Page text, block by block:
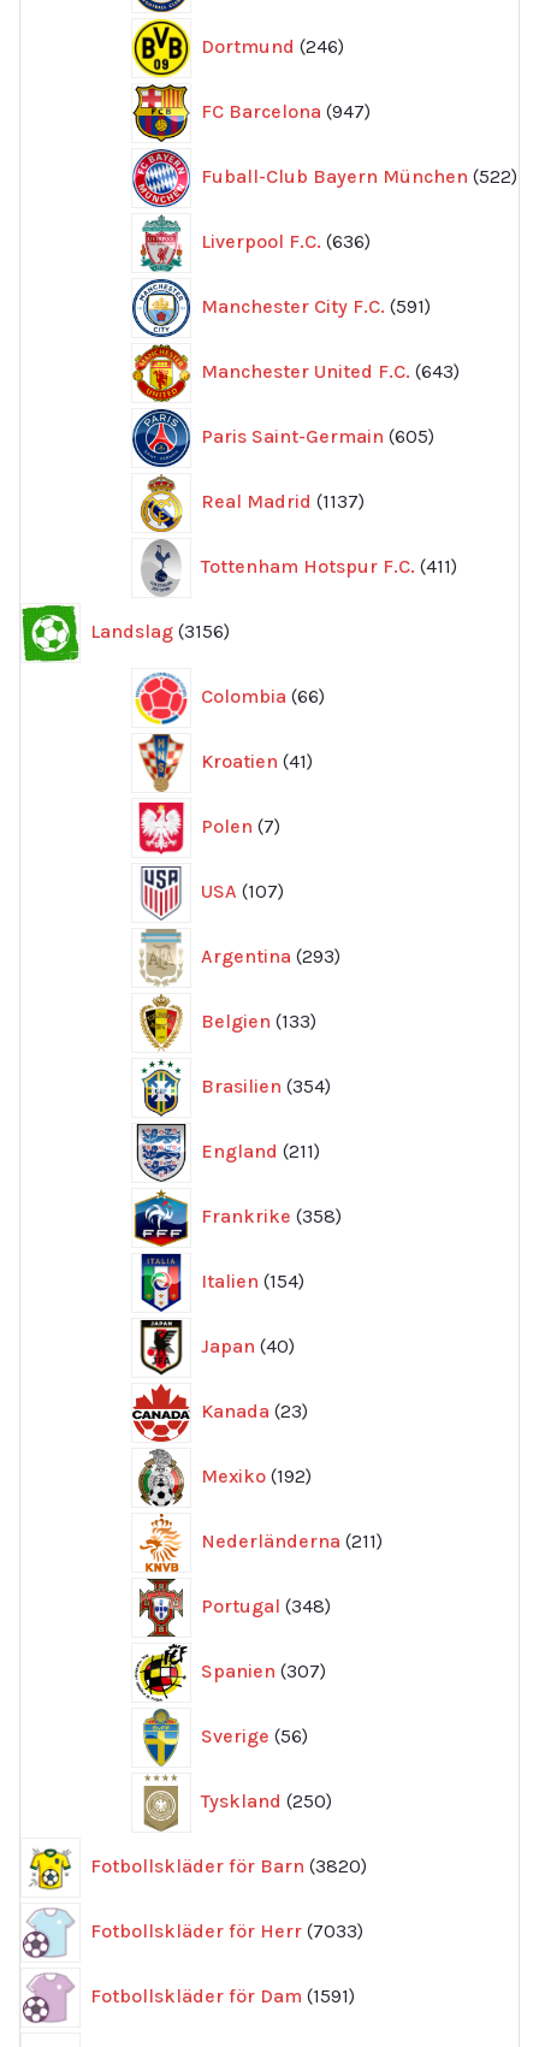
Dortmund 246
produkter
FC Barcelona 947
produkter
Fuball-Club Bayern München 522
Liverpool F.C. 636
produkter
Manchester City F.C. 591
produkter
Manchester United F.C. 643
Paris Saint-Germain 605
produkter
Real Madrid 1137
produkter
Tottenham Hotspur F.C. 411
produkter
Landslag 3156
produkter
Colombia 66
produkter
Kroatien 41
produkter
Polen 7
produkter
USA 107
produkter
Argentina 293
produkter
Belgien 133
produkter
Brasilien 354
produkter
England 211
produkter
Frankrike 358
produkter
Italien 154
produkter
Japan 40
produkter
Kanada 23
produkter
Mexiko 192
produkter
Nederländerna 211
produkter
Portugal 348
produkter
Spanien 307
produkter
Sverige 56
produkter
Tyskland 250
produkter
Fotbollskläder för Barn 3820
produkter
Fotbollskläder för Herr 7033
produkter
Fotbollskläder för Dam 1591
produkter